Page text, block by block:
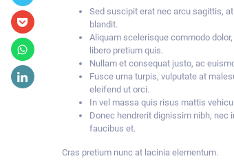
Sed suscipit erat nec arcu sagittis,
blandit.
Aliquam scelerisque commodo
libero pretium quis.
Nullam et consequat justo, ac
Fusce urna turpis, vulputate at
eleifend ut orci.
In vel massa quis risus mattis
Donec hendrerit dignissim nibh, nec
faucibus et.
Cras pretium nunc at lacinia elementum.